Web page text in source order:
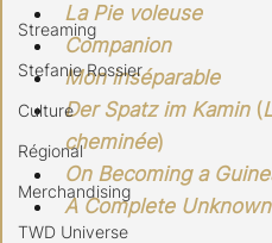
Streaming
Stefanie Rossier
Culture
Régional
Merchandising
TWD Universe
La Pie voleuse
Companion
Mon inséparable
Der Spatz im Kamin (
cheminée)
On Becoming a
A Complete Unknown